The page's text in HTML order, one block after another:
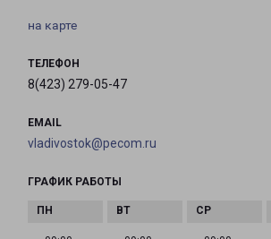
на карте
ТЕЛЕФОН
8(423) 279-05-47
EMAIL
vladivostok@pecom.ru
ГРАФИК РАБОТЫ